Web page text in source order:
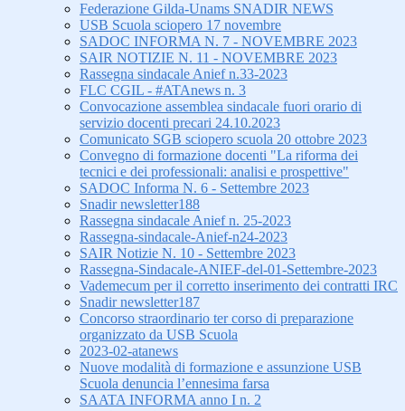
Federazione Gilda-Unams SNADIR NEWS
USB Scuola sciopero 17 novembre
SADOC INFORMA N. 7 - NOVEMBRE 2023
SAIR NOTIZIE N. 11 - NOVEMBRE 2023
Rassegna sindacale Anief n.33-2023
FLC CGIL - #ATAnews n. 3
Convocazione assemblea sindacale fuori orario di
servizio docenti precari 24.10.2023
Comunicato SGB sciopero scuola 20 ottobre 2023
Convegno di formazione docenti "La riforma dei
tecnici e dei professionali: analisi e prospettive"
SADOC Informa N. 6 - Settembre 2023
Snadir newsletter188
Rassegna sindacale Anief n. 25-2023
Rassegna-sindacale-Anief-n24-2023
SAIR Notizie N. 10 - Settembre 2023
Rassegna-Sindacale-ANIEF-del-01-Settembre-2023
Vademecum per il corretto inserimento dei contratti IRC
Snadir newsletter187
Concorso straordinario ter corso di preparazione
organizzato da USB Scuola
2023-02-atanews
Nuove modalità di formazione e assunzione USB
Scuola denuncia l’ennesima farsa
SAATA INFORMA anno I n. 2